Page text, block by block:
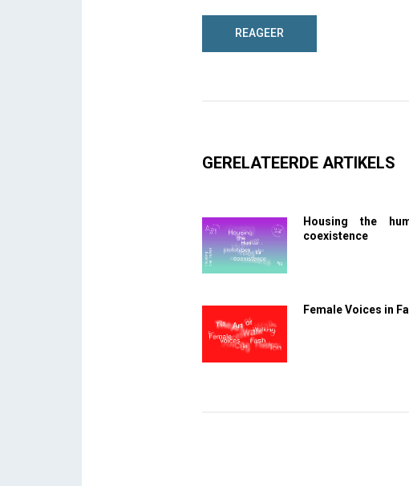
GERELATEERDE ARTIKELS
Housing the
coexistence
Female Voices in